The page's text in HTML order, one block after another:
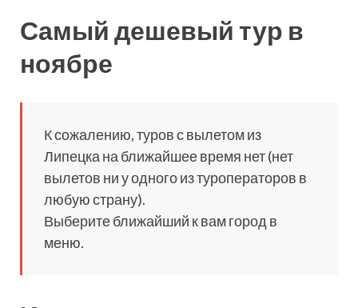
Самый дешевый тур в
ноябре
К сожалению, туров с вылетом из
Липецка на ближайшее время нет (нет
вылетов ни у одного из туроператоров в
любую страну).
Выберите ближайший к вам город в
меню.